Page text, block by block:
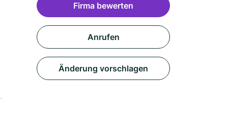
Firma bewerten
Anrufen
Änderung vorschlagen